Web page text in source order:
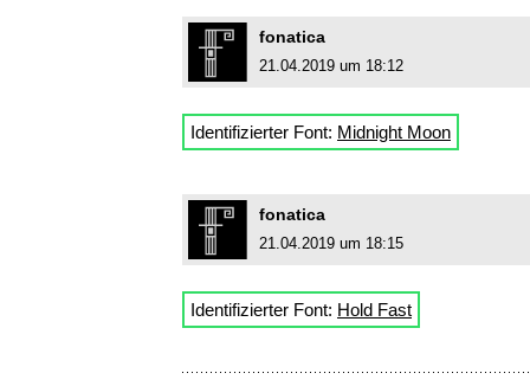
fonatica
21.04.2019 um 18:12
Identifizierter Font: Midnight Moon
fonatica
21.04.2019 um 18:15
Identifizierter Font: Hold Fast